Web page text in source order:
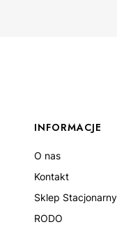
INFORMACJE
O nas
Kontakt
Sklep Stacjonarny
RODO